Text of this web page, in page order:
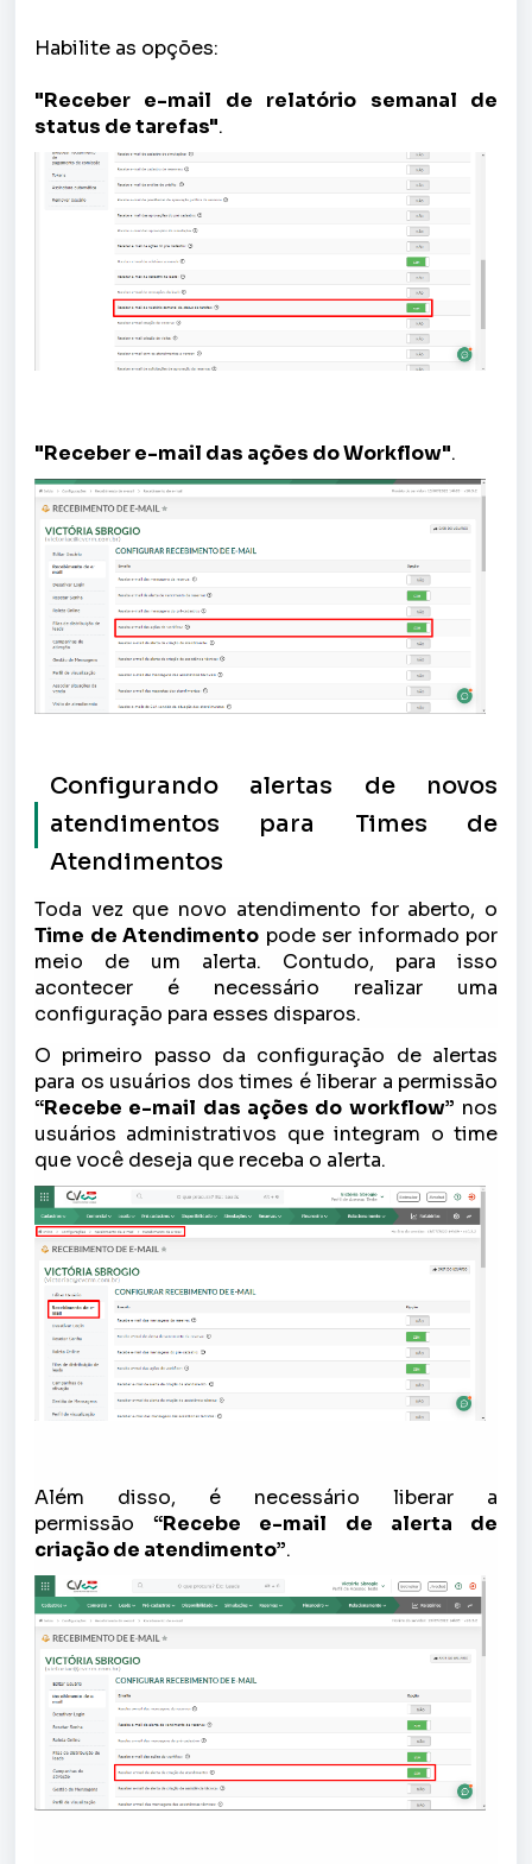
Habilite as opções:
"Receber e-mail de relatório semanal de
status de tarefas".
"Receber e-mail das ações do Workflow".
Configurando alertas de novos
atendimentos para Times de
Atendimentos
Toda vez que novo atendimento for aberto, o
Time de Atendimento pode ser informado por
meio de um alerta. Contudo, para isso
acontecer é necessário realizar uma
configuração para esses disparos.
O primeiro passo da configuração de alertas
para os usuários dos times é liberar a permissão
“Recebe e-mail das ações do workflow” nos
usuários administrativos que integram o time
que você deseja que receba o alerta.
Além disso, é necessário liberar a
permissão“Recebe e-mail de alerta de
criação de atendimento”.